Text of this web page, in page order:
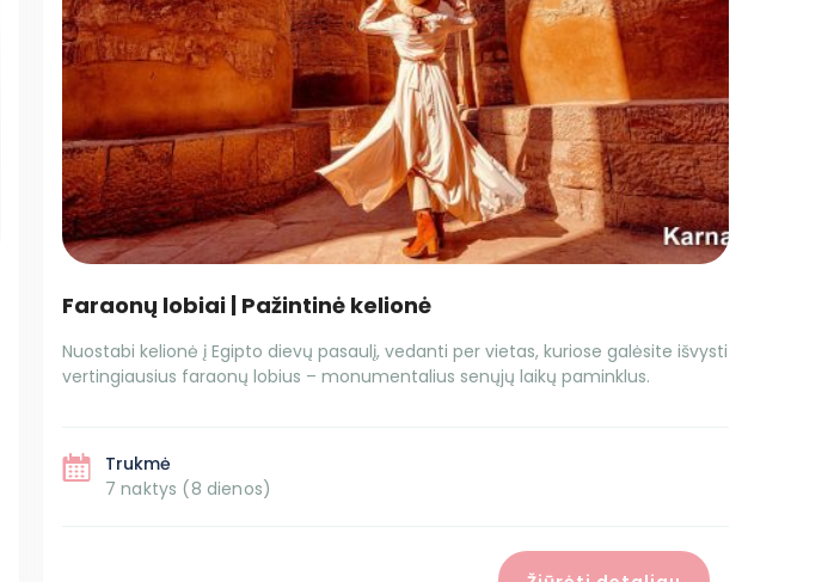
Faraonų lobiai | Pažintinė kelionė
Nuostabi kelionė į Egipto dievų pasaulį, vedanti per vietas, kuriose galėsite išvysti
vertingiausius faraonų lobius – monumentalius senųjų laikų paminklus.
Trukmė
7 naktys (8 dienos)